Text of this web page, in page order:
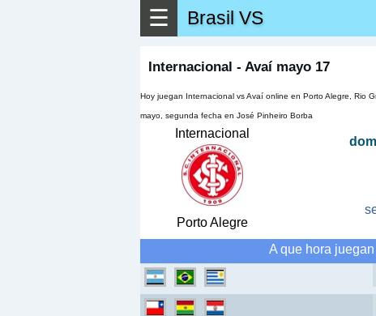
☰ Brasil VS
Internacional - Avaí mayo 17
Hoy juegan Internacional vs Avaí online en Porto Alegre, Rio
mayo, segunda fecha en José Pinheiro Borba
Internacional
Porto Alegre
A que hora
▶ Ver más